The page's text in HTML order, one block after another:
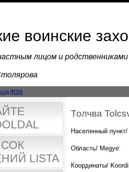
воинские
лицом и
|RSS
LISTA
Толчва
Населенный
Область/ Megye:
Координаты/